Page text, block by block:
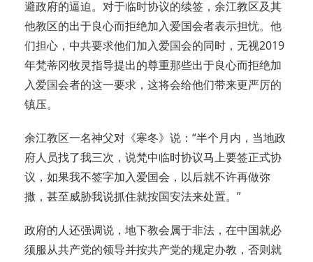
避政府的逼迫。对于临时协议的续签，余江教区及其
他教区的出于良心而拒绝加入爱国会者表示担忧。他
们担心，中共要求他们加入爱国会的同时，无视2019
年梵蒂冈牧灵指导提出的尊重那些出于良心而拒绝加
入爱国会者的这一要求，这将会给他们带来更严厉的
镇压。
余江教区一名神父对《寒冬》说：“半个月内，当地政
府人员找了我三次，说梵中临时协议马上要签正式协
议，如果我不签字加入爱国会，以后就不许再做弥
撒，甚至威胁我说抓住就按国安法来处置。”
政府的人还强调说，地下教会属于非法，在中国就必
须服从共产党的领导并按共产党的规定办教，否则就